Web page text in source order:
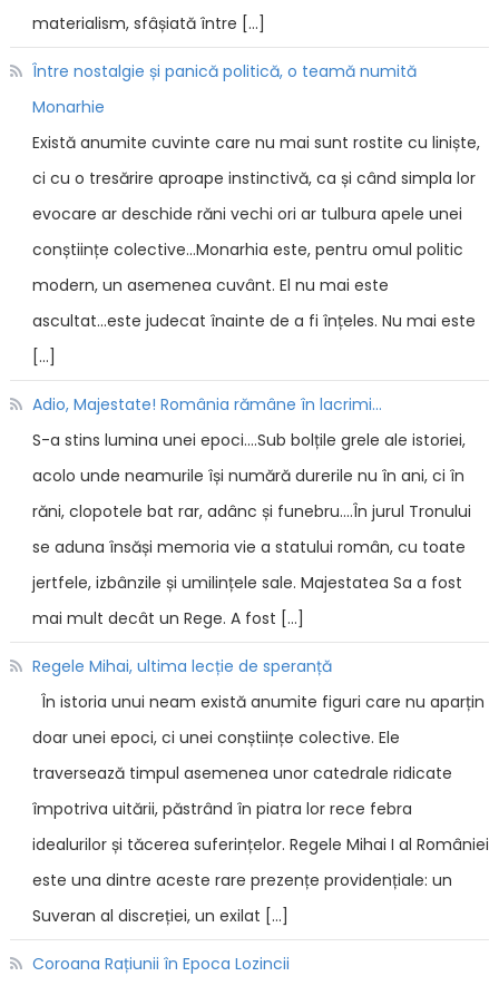
materialism, sfâșiată între […]
Între nostalgie și panică politică, o teamă numită
Monarhie
Există anumite cuvinte care nu mai sunt rostite cu liniște,
ci cu o tresărire aproape instinctivă, ca și când simpla lor
evocare ar deschide răni vechi ori ar tulbura apele unei
conștiințe colective...Monarhia este, pentru omul politic
modern, un asemenea cuvânt. El nu mai este
ascultat...este judecat înainte de a fi înțeles. Nu mai este
[…]
Adio, Majestate! România rămâne în lacrimi...
S-a stins lumina unei epoci....Sub bolțile grele ale istoriei,
acolo unde neamurile își numără durerile nu în ani, ci în
răni, clopotele bat rar, adânc și funebru....În jurul Tronului
se aduna însăși memoria vie a statului român, cu toate
jertfele, izbânzile și umilințele sale. Majestatea Sa a fost
mai mult decât un Rege. A fost […]
Regele Mihai, ultima lecție de speranță
În istoria unui neam există anumite figuri care nu aparțin
doar unei epoci, ci unei conștiințe colective. Ele
traversează timpul asemenea unor catedrale ridicate
împotriva uitării, păstrând în piatra lor rece febra
idealurilor și tăcerea suferințelor. Regele Mihai I al României
este una dintre aceste rare prezențe providențiale: un
Suveran al discreției, un exilat […]
Coroana Rațiunii în Epoca Lozincii